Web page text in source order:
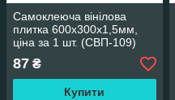
Самоклеюча вінілова
плитка 600х300х1,5мм,
ціна за 1 шт. (СВП-109)
Глянець SW-00000498
87 ₴
Купити